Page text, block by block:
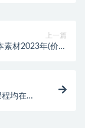
上一篇
素材2023年(价值
程均在